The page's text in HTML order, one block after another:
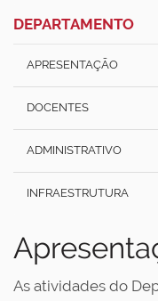
DEPARTAMENTO
APRESENTAÇÃO
DOCENTES
ADMINISTRATIVO
INFRAESTRUTURA
As atividades do